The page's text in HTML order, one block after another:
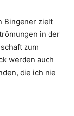
Bingener zielt
in der
zum
werden auch
die ich nie